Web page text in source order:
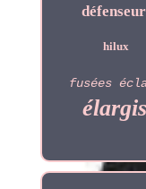
défenseur
hilux
fusées